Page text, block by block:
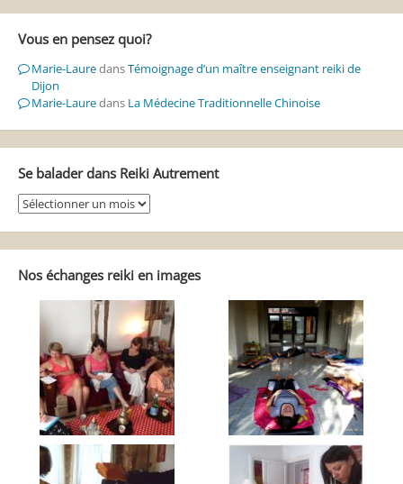
Vous en pensez quoi?
Marie-LauredansTémoignage d’un maître enseignant reiki de
Dijon
Marie-Lauredans La Médecine Traditionnelle Chinoise
Se balader dans Reiki Autrement
Se
balader
dans
Reiki
Autrement
Nos échanges reiki en images